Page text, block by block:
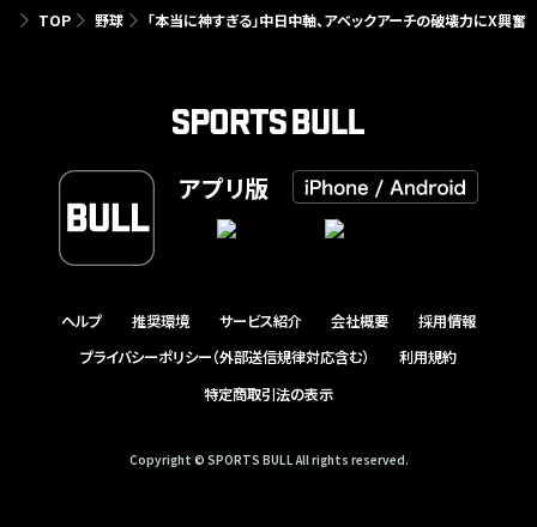
TOP 野球 「本当に神すぎる」中日中軸、アベックアーチの破壊力にX興
アプリ版
ヘルプ 推奨環境 サービス紹介 会社概要
採用情報
プライバシーポリシー（外部送信規律対応含む）
利用規約
特定商取引法の表示
Copyright © SPORTS BULL All rights reserved.